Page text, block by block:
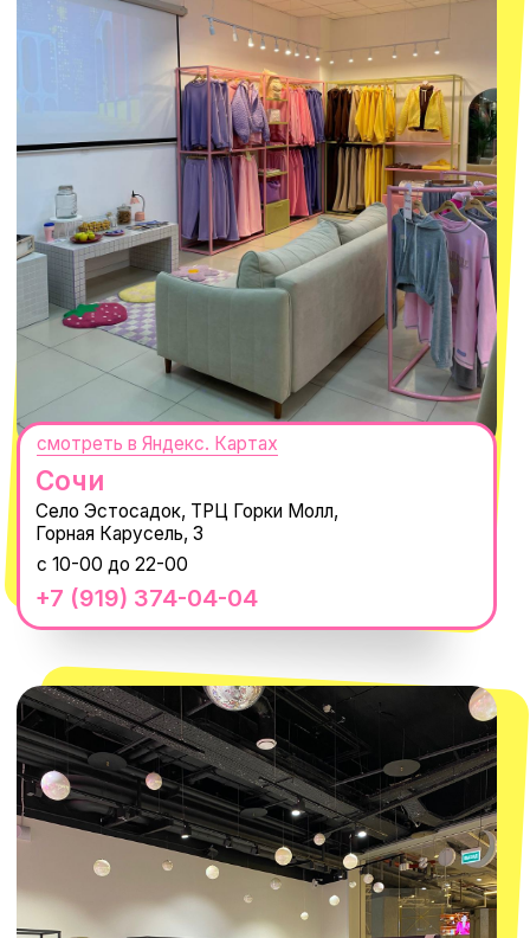
+7 (932) 602-41-15
ТРК «Европолис Ростокино»
ул. Проспект Мира, 211 к2
с 10-00 до 22-00
Москва
Оплата долями
Size guide
Обмен и возврат
Доставка и оплата
ПОКУПАТЕЛЯМ
Магазины
Наши путешествия
Наши проекты
Новости
Каталог
О КОМПАНИИ
Нажимая "Подписаться", вы соглашаетесь с
персональных данных
Согласием на рассылку электронных
сообщений
ПОДПИСАТЬСЯ
СЕКРЕТНЫЕ ПРОМОКОДЫ, ПРИГЛАШЕНИЯ
НА МЕРОПРИЯТИЯ И АНОНСЫ НОВИНОК
РАНЬШЕ ВСЕХ
@MACROCOSM_STORE
300'000+ подписчиков
14'000+ подписчиков в нашем Telegram-
канале